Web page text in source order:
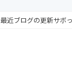
最近ブログの更新サボ